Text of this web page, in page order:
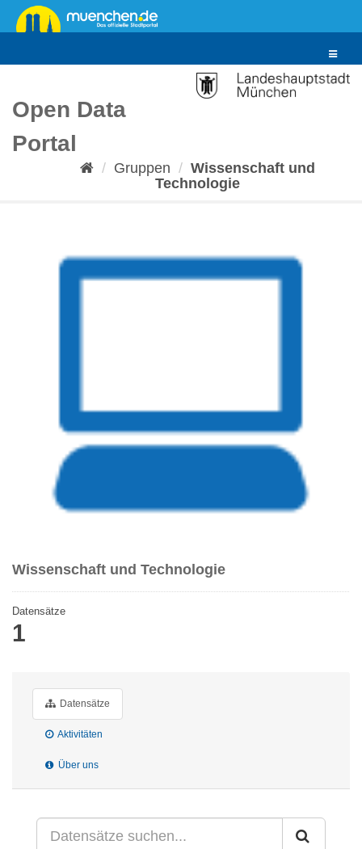
Überspringen
zum
Toggle
Open Data
Portal
Gruppen
Wissenschaft und
Technologie
Wissenschaft und Technologie
Datensätze
1
Datensätze
Aktivitäten
Über uns